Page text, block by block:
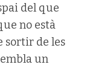
del que
no està
sortir de les
un